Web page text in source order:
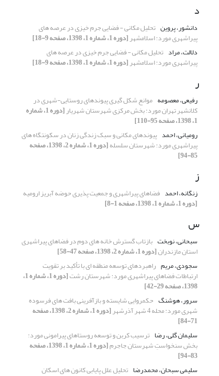
د
دانشور، پروین تحلیل مکانی - فضایی جرم خیزی در عرصه های
پیراشهری مورد: اسلامشهر[دوره 1، شماره 1، 1398، صفحه 9-18]
دلالت، مراد تحلیل مکانی - فضایی جرم خیزی در عرصه های
پیراشهری مورد: اسلامشهر[دوره 1، شماره 1، 1398، صفحه 9-18]
ر
رفیعی، معصومه موانع شکل گیری پیوندهای روستایی-شهری در
کلانشهر تهران مورد: بخش مرکزی شهرستان شهریار [دوره 1، شماره
1، 1398، صفحه 95-110]
رومیانی، احمد پیوندهای مکانی و سبک زندگی زنان در سکونتگاه های
پیراشهری مورد: شهرستان سلسله [دوره 1، شماره 2، 1398، صفحه
85-94]
ز
زنگانه، احمد فضاهای پیراشهری و جمعیت پذیری حوضه آبریز ارومیه
[دوره 1، شماره 1، 1398، صفحه 1-8]
س
سبحانی، نوبخت بازتاب گسترش خانه های دوم در فضاهای پیراشهری
استان مازندران[دوره 1، شماره 2، 1398، صفحه 47-58]
سجودی، مریم راهبردهای توسعه منطقه ای با تأکید بر تقویت
ارتباطات فضاهای پیراشهری مورد: شهرستان رشت [دوره 1، شماره 1،
1398، صفحه 29-42]
سرور، هوشنگ حکمروایی شایسته و بازآفرینی بافت های فرسوده
شهری مورد: محله 4 شهر آذرشهر [دوره 1، شماره 2، 1398، صفحه
71-84]
سلیمان گلی، رضا ترسیب کربن و توسعه روستاهای پیرامونی مورد:
بخش سنخواستِ شهرستان جاجرم [دوره 1، شماره 1، 1398، صفحه
83-94]
سلیمی سبحان، محمدرضا تحلیل علل پایابی کانون های اسکان